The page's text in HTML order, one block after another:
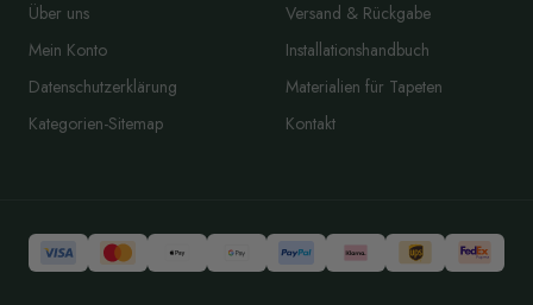
Über uns
Mein Konto
Datenschutzerklärung
Kategorien-Sitemap
Versand & Rückgabe
Installationshandbuch
Materialien für Tapeten
Kontakt